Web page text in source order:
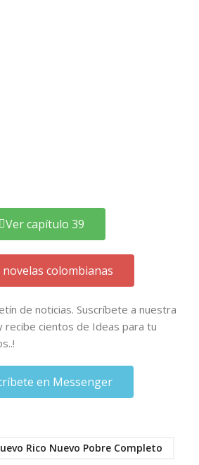
Ver capítulo 39
novelas colombianas
de noticias. Suscríbete a nuestra
recibe cientos de Ideas para tu
en Messenger
Rico Nuevo Pobre Completo